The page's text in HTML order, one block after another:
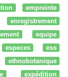
empreinte
enregistrement
equipe
especes
ess
ethnobotanique
expédition